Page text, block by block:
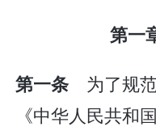
第
第一条 为了规
《中华人民共和